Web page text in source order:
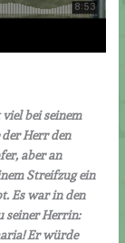
bei seinem
Herr den
aber an
Streifzug ein
Es war in den
seiner Herrin:
Er würde